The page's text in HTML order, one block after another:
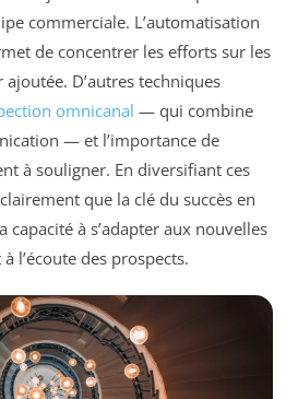
commerciale. L’automatisation
de concentrer les efforts sur les
D’autres techniques
omnicanal — qui combine
— et l’importance de
à souligner. En diversifiant ces
que la clé du succès en
capacité à s’adapter aux nouvelles
l’écoute des prospects.